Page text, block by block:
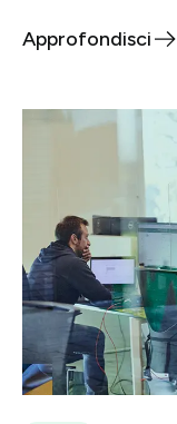
Approfondisci